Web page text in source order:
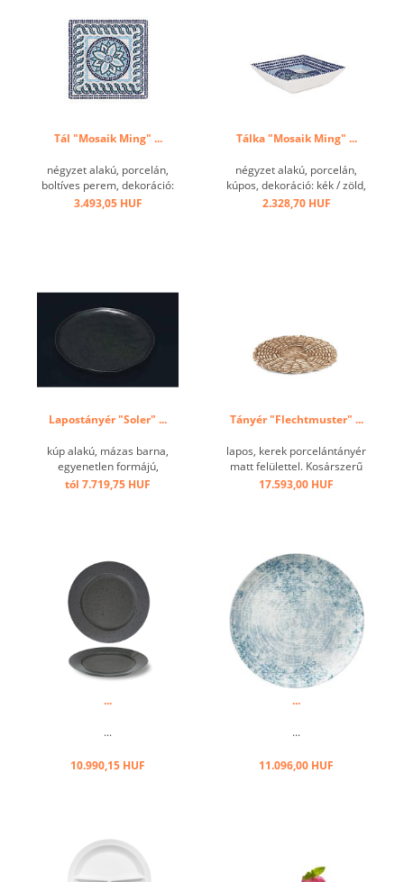
Tál "Mosaik Ming" ...
négyzet alakú, porcelán,
boltíves perem, dekoráció:
kék / zöld, lapos mozaik
3.493,05 HUF
Tálka "Mosaik Ming" ...
négyzet alakú, porcelán,
kúpos, dekoráció: kék / zöld,
lapos mozaik mintás ...
2.328,70 HUF
Lapostányér "Soler" ...
kúp alakú, mázas barna,
egyenetlen formájú,
szállodai kerámia ...
tól 7.719,75 HUF
Tányér "Flechtmuster" ...
lapos, kerek porcelántányér
matt felülettel. Kosárszerű
textúrája a klasszikus
be. ...
17.593,00 HUF
...
...
10.990,15 HUF
...
...
11.096,00 HUF